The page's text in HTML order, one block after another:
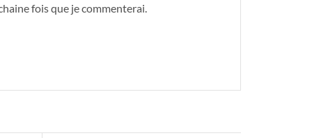
fois que je commenterai.